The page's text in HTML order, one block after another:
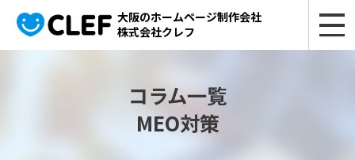
大阪のホームページ制作会社
株式会社クレフ
コラム一覧
MEO対策